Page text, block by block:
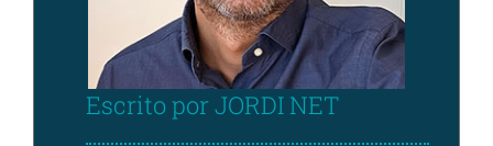
Escrito por JORDI NET